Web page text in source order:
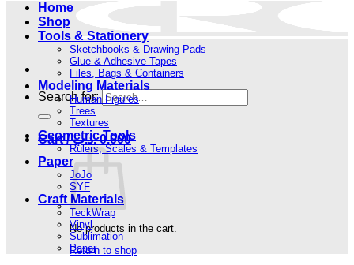
Search for:
Cart / 0.000 .د.ب
No products in the cart.
Return to shop
Home
Shop
Tools & Stationery
Sketchbooks & Drawing Pads
Glue & Adhesive Tapes
Files, Bags & Containers
Modeling Materials
Human Figures
Trees
Textures
Geometric Tools
Rulers, Scales & Templates
Paper
JoJo
SYF
Craft Materials
TeckWrap
Vinyl
Sublimation
Paper